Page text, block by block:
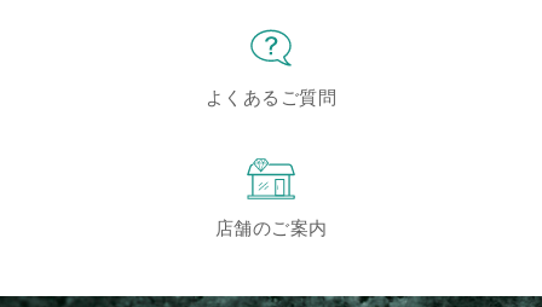
よくあるご質問
店舗のご案内